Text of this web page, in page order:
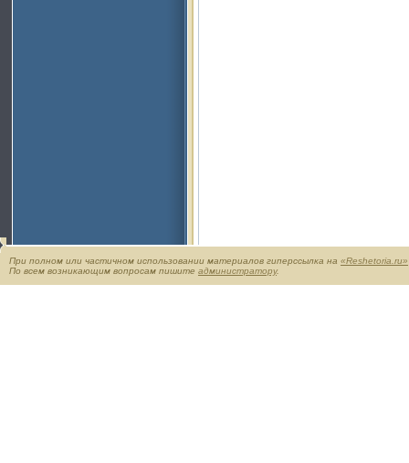
При полном или частичном использовании материалов гиперссылка на «Reshetoria.ru»
По всем возникающим вопросам пишите администратору.